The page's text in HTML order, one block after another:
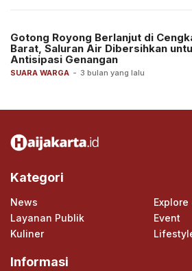
SUARA WARGA - 3 bulan yang lalu
Gotong Royong Berlanjut di
Barat, Saluran Air Dibersihkan
Antisipasi Genangan
Kategori
News
Layanan Publik
Event
Kuliner
Informasi